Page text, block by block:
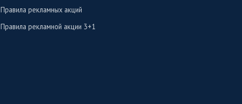
Правила рекламных акций
Правила рекламной акции 3+1